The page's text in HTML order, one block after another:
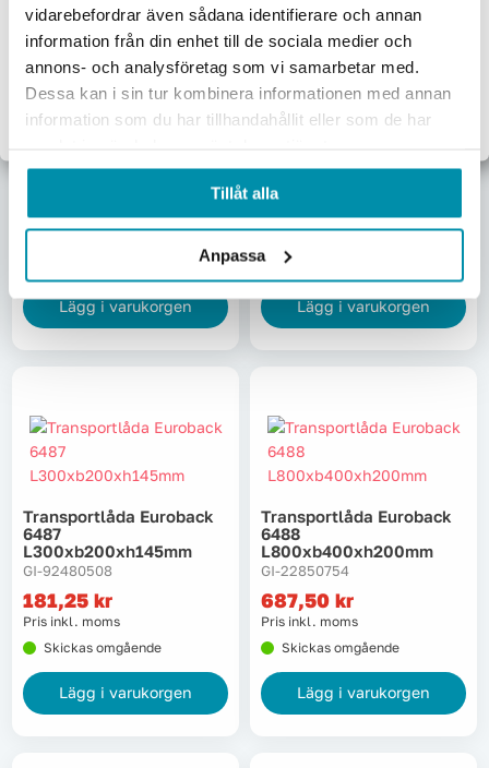
vidarebefordrar även sådana identifierare och annan
information från din enhet till de sociala medier och
annons- och analysföretag som vi samarbetar med.
Dessa kan i sin tur kombinera informationen med annan
information som du har tillhandahållit eller som de har
Tillåt alla
Anpassa
Transportlåda Euroback
L600xb400xh410mm
612,50kr
Pris inkl. moms
Lägg i varukorgen
Transportlåda Euroback
L800xb600xh415mm
GI-22851000
1 500kr
Pris inkl. moms
Beställningsvara
Lägg i varukorgen
Transportlåda Euroback
6487
L300xb200xh145mm
GI-92480508
181,25 kr
Pris inkl. moms
Skickas omgående
Lägg i varukorgen
Transportlåda Euroback
6488
L800xb400xh200mm
GI-22850754
687,50 kr
Pris inkl. moms
Skickas omgående
Lägg i varukorgen
Jag handlar som:
Företag
Exkl. moms
Privat
Inkl. moms